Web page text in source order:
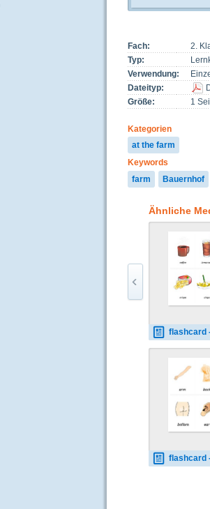
Fach:
2.
Typ:
Verwendung:
Dateityp:
Größe:
1
Kategorien
at the farm
Keywords
farm
Bauernhof
Ähnliche
flashcard - food-
flashcard - body